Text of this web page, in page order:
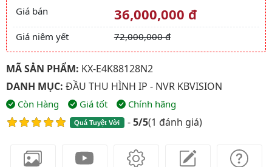
Giá và khuyến mãi
Giá bán 36,000,000 đ
Giá niêm yết 72,000,000 đ
MÃ SẢN PHẨM: KX-E4K88128N2
DANH MỤC: ĐẦU THU HÌNH IP - NVR KBVISION
Còn Hàng Giá tốt Chính hãng
Quá Tuyệt Vời -5/5(1 đánh giá)